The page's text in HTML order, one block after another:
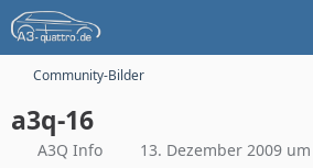
Community-Bilder
a3q-16
A3Q Info 13. Dezember 2009